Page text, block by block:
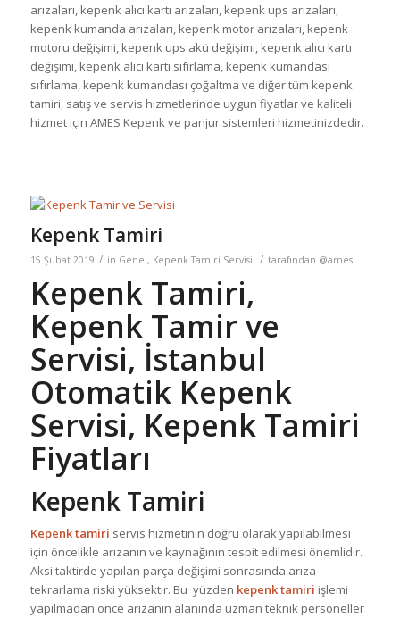
arızaları, kepenk alıcı kartı arızaları, kepenk ups arızaları,
kepenk kumanda arızaları, kepenk motor arızaları, kepenk
motoru değişimi, kepenk ups akü değişimi, kepenk alıcı kartı
değişimi, kepenk alıcı kartı sıfırlama, kepenk kumandası
sıfırlama, kepenk kumandası çoğaltma ve diğer tüm kepenk
tamiri, satış ve servis hizmetlerinde uygun fiyatlar ve kaliteli
hizmet için AMES Kepenk ve panjur sistemleri hizmetinizdedir.
Kepenk Tamiri
15 Şubat 2019 / in Genel, Kepenk Tamiri Servisi / tarafından @ames
Kepenk Tamiri,
Kepenk Tamir ve
Servisi, İstanbul
Otomatik Kepenk
Servisi, Kepenk Tamiri
Fiyatları
Kepenk Tamiri
Kepenk tamiri servis hizmetinin doğru olarak yapılabilmesi
için öncelikle arızanın ve kaynağının tespit edilmesi önemlidir.
Aksi taktirde yapılan parça değişimi sonrasında arıza
tekrarlama riski yüksektir. Bu yüzden kepenk tamiri işlemi
yapılmadan önce arızanın alanında uzman teknik personeller